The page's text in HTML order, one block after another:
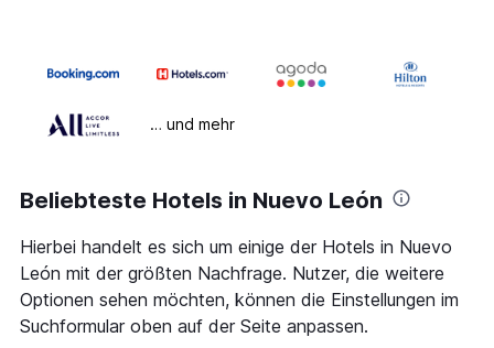
… und mehr
Beliebteste Hotels in Nuevo León
Hierbei handelt es sich um einige der Hotels in Nuevo
León mit der größten Nachfrage. Nutzer, die weitere
Optionen sehen möchten, können die Einstellungen im
Suchformular oben auf der Seite anpassen.